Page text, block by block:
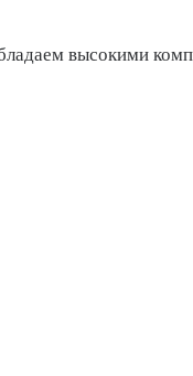
высокими